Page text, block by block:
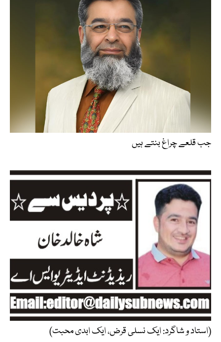
جب قلعے چراغ بنتے ہیں
(استاد و شاگرد: ایک نسلی قرض، ایک ابدی محبت)